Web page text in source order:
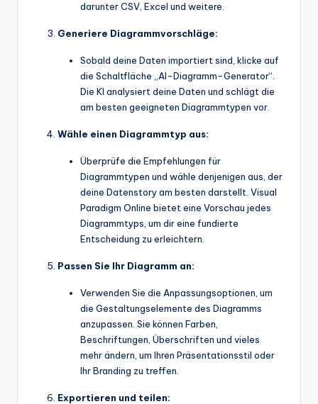
darunter CSV, Excel und weitere.
Generiere Diagrammvorschläge:
Sobald deine Daten importiert sind, klicke auf
die Schaltfläche „AI-Diagramm-Generator“.
Die KI analysiert deine Daten und schlägt die
am besten geeigneten Diagrammtypen vor.
Wähle einen Diagrammtyp aus:
Überprüfe die Empfehlungen für
Diagrammtypen und wähle denjenigen aus, der
deine Datenstory am besten darstellt. Visual
Paradigm Online bietet eine Vorschau jedes
Diagrammtyps, um dir eine fundierte
Entscheidung zu erleichtern.
Passen Sie Ihr Diagramm an:
Verwenden Sie die Anpassungsoptionen, um
die Gestaltungselemente des Diagramms
anzupassen. Sie können Farben,
Beschriftungen, Überschriften und vieles
mehr ändern, um Ihren Präsentationsstil oder
Ihr Branding zu treffen.
Exportieren und teilen: